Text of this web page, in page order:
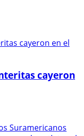
cayeron